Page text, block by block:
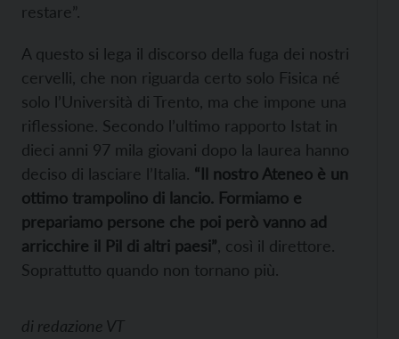
restare”.
A questo si lega il discorso della fuga dei nostri
cervelli, che non riguarda certo solo Fisica né
solo l’Università di Trento, ma che impone una
riflessione. Secondo l’ultimo rapporto Istat in
dieci anni 97 mila giovani dopo la laurea hanno
deciso di lasciare l’Italia. “Il nostro Ateneo è un
ottimo trampolino di lancio. Formiamo e
prepariamo persone che poi però vanno ad
arricchire il Pil di altri paesi” , così il direttore.
Soprattutto quando non tornano più.
di redazione VT